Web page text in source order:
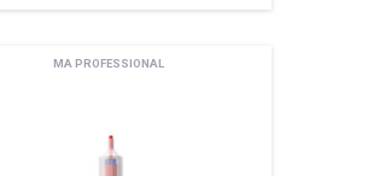
MA PROFESSIONAL